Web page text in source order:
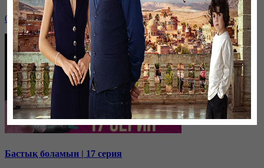
08 ноября, 09:59
Бастық боламын | 17 серия